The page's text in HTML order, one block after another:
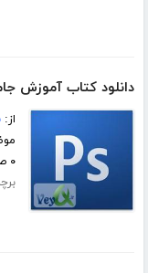
دانلود کتاب آموزش
از:
۰ صفحه